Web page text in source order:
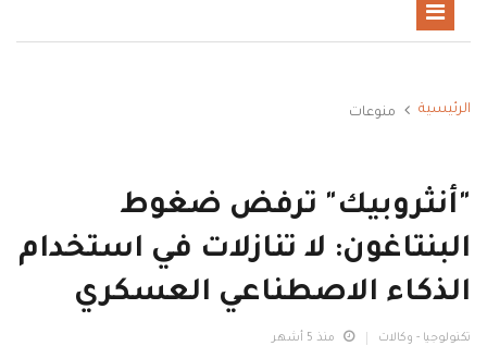
الرئيسية منوعات
"أنثروبيك" ترفض ضغوط
البنتاغون: لا تنازلات في استخدام
الذكاء الاصطناعي العسكري
تكنولوجيا - وكالات منذ 5 أشهر